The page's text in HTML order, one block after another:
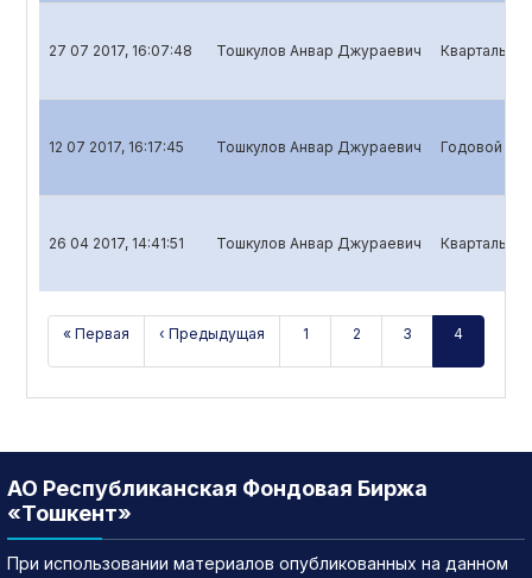
27 07 2017, 16:07:48 Тошкулов Анвар Джураевич
12 07 2017, 16:17:45 Тошкулов Анвар Джураевич Годовой
26 04 2017, 14:41:51 Тошкулов Анвар Джураевич
« Первая ‹ Предыдущая 1 2 3 4
АО Республиканская Фондовая Биржа
«Тошкент»
При использовании материалов опубликованных на данном